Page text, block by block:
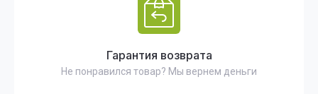
Гарантия возврата
Не понравился товар? Мы вернем деньги